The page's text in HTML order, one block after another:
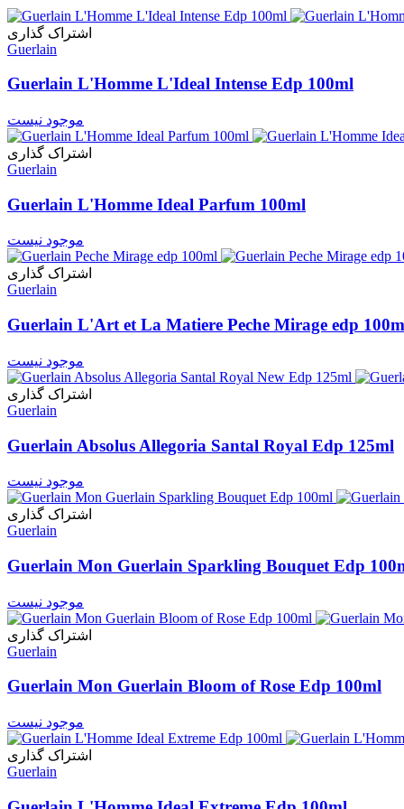
اشتراک گذاری
Guerlain
Guerlain L'Homme L'Ideal Intense Edp 100ml
موجود نیست
اشتراک گذاری
Guerlain
Guerlain L'Homme Ideal Parfum 100ml
موجود نیست
اشتراک گذاری
Guerlain
Guerlain L'Art et La Matiere Peche Mirage edp
موجود نیست
اشتراک گذاری
Guerlain
Guerlain Absolus Allegoria Santal Royal Edp 125ml
موجود نیست
اشتراک گذاری
Guerlain
Guerlain Mon Guerlain Sparkling Bouquet Edp
موجود نیست
اشتراک گذاری
Guerlain
Guerlain Mon Guerlain Bloom of Rose Edp 100ml
موجود نیست
اشتراک گذاری
Guerlain